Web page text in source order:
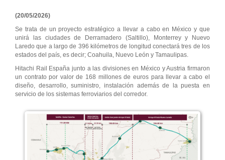
(20/05/2026)
Se trata de un proyecto estratégico a llevar a cabo en México y que
unirá las ciudades de Derramadero (Saltillo), Monterrey y Nuevo
Laredo que a largo de 396 kilómetros de longitud conectará tres de los
estados del país, es decir; Coahuila, Nuevo León y Tamaulipas.
Hitachi Rail España junto a las divisiones en México y Austria firmaron
un contrato por valor de 168 millones de euros para llevar a cabo el
diseño, desarrollo, suministro, instalación además de la puesta en
servicio de los sistemas ferroviarios del corredor.